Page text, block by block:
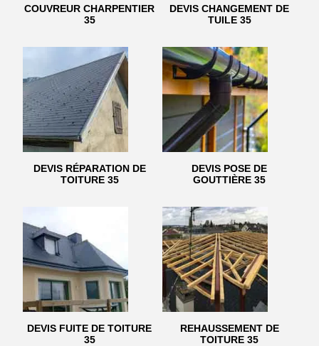
COUVREUR CHARPENTIER
35
DEVIS CHANGEMENT DE
TUILE 35
DEVIS RÉPARATION DE
TOITURE 35
DEVIS POSE DE
GOUTTIÈRE 35
DEVIS FUITE DE TOITURE
35
REHAUSSEMENT DE
TOITURE 35